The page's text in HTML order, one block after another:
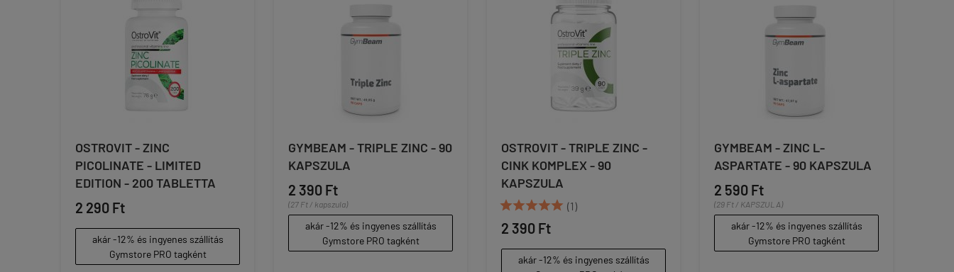
OSTROVIT - ZINC
PICOLINATE - LIMITED
EDITION - 200 TABLETTA
2 290 Ft
akár -12% és ingyenes szállítás
Gymstore PRO tagként
GYMBEAM - TRIPLE ZINC - 90
KAPSZULA
2 390 Ft
(27 Ft / kapszula)
akár -12% és ingyenes szállítás
Gymstore PRO tagként
OSTROVIT - TRIPLE ZINC -
CINK KOMPLEX - 90
KAPSZULA
 (1)
2 390 Ft
akár -12% és ingyenes szállítás
GYMBEAM - ZINC L-
ASPARTATE - 90 KAPSZULA
2 590 Ft
(29 Ft / KAPSZULA)
akár -12% és ingyenes szállítás
Gymstore PRO tagként